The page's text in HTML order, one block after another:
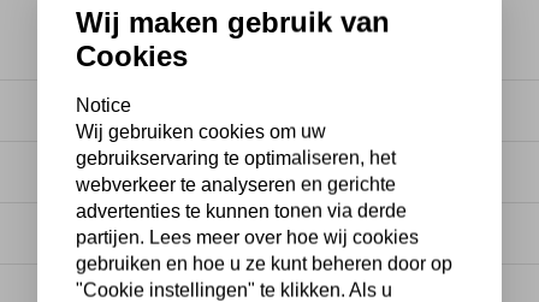
materiaal. Grote spiegels worden geleverd door
Voor houten spiegels 5-7 werkdagen. Je krijgt van
wordt nooit meegeleverd. Dit staat in de specificaties.
bestelproces of even contact opnemen.
Wij maken gebruik van
Cookies
Notice
Wij gebruiken cookies om uw
gebruikservaring te optimaliseren, het
webverkeer te analyseren en gerichte
advertenties te kunnen tonen via derde
partijen. Lees meer over hoe wij cookies
gebruiken en hoe u ze kunt beheren door op
"Cookie instellingen" te klikken. Als u